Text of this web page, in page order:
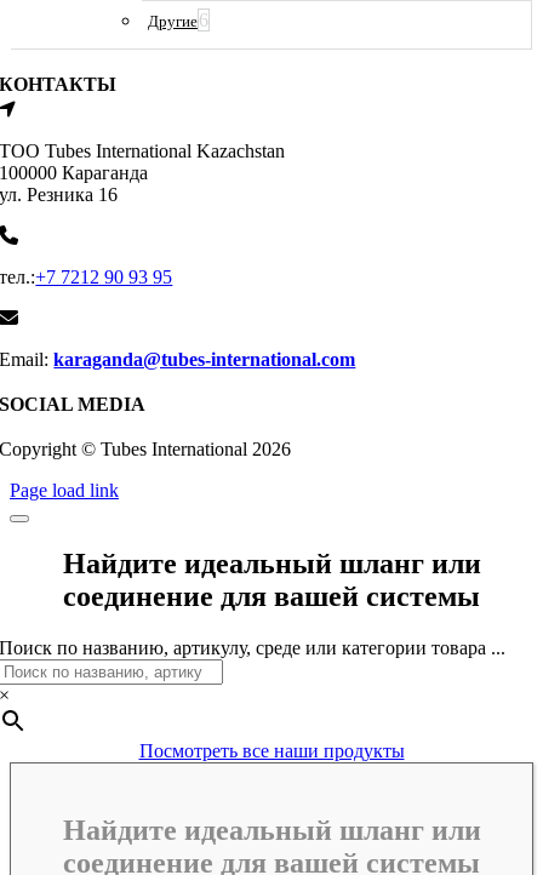
Другие6
КОНТАКТЫ
ТОО Tubes International Kazachstan
100000 Караганда
ул. Резника 16
тел.:+7 7212 90 93 95
Email:karaganda@tubes-international.com
SOCIAL MEDIA
Copyright © Tubes International 2026
Page load link
Найдите идеальный шланг или
соединение для вашей системы
Поиск по названию, артикулу, среде или категории товара ...
×
Посмотреть все наши продукты
Найдите идеальный шланг или
соединение для вашей системы